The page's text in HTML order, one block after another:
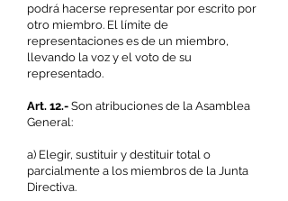
podrá hacerse representar por escrito por
otro miembro. El límite de
representaciones es de un miembro,
llevando la voz y el voto de su
representado.
Art. 12.- Son atribuciones de la Asamblea
General:
a) Elegir, sustituir y destituir total o
parcialmente a los miembros de la Junta
Directiva.